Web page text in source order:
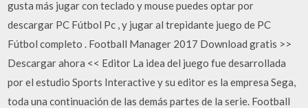
gusta más jugar con teclado y mouse puedes optar por
descargar PC Fútbol Pc , y jugar al trepidante juego de PC
Fútbol completo . Football Manager 2017 Download gratis >>
Descargar ahora << Editor La idea del juego fue desarrollada
por el estudio Sports Interactive y su editor es la empresa Sega,
toda una continuación de las demás partes de la serie. Football